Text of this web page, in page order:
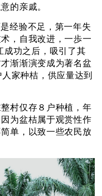
的亲戚。
经验不足，第一年失
，自我改进，一歩一
成功之后，吸引了其
渐渐演变成为著名盆
家种桔，供应量达到
村仅存８户种植，年
为盆桔属于观赏性作
单，以致一些农民放